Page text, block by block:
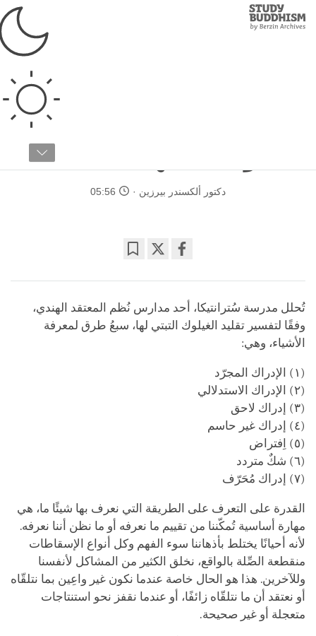
Study
Buddhism
أهمية طُرق المعرفة
دكتور ألكسندر بيرزين 05:56
on
facebook
تُحلل مدرسة سُترانتيكا، أحد مدارس نُظم المعتقد الهندي،
وفقًا لتفسير تقليد الغيلوك التبتي لها، سبعُ طرق لمعرفة
الأشياء، وهي:
(١) الإدراك المجرّد
(٢) الإدراك الاستدلالي
(٣) إدراك لاحق
(٤) إدراك غير حاسم
(٥) اِفتراض
(٦) شكٌ متردد
(٧) إدراك مُحَرّف
القدرة على التعرف على الطريقة التي نعرف بها شيئًا ما، هي
مهارة أساسية تُمكّننا من تقييم ما نعرفه أو ما نظن أننا نعرفه.
لأنه أحيانًا يختلط بأذهاننا سوء الفهم وكل أنواع الإسقاطات
منقطعة الصِّلة بالواقع، نخلق الكثير من المشاكل لأنفسنا
وللآخرين. هذا هو الحال خاصة عندما نكون غير واعِين بما نتلقّاه
أو نعتقد أن ما نتلقّاه زائفًا، أو عندما نقفز نحو استنتاجات
متعجلة أو غير صحيحة.